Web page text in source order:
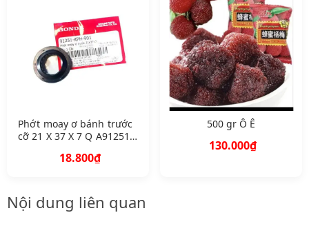
Phớt moay ơ bánh trước
cỡ 21 X 37 X 7 Q A91251
18.800₫
500 gr Ô Ê
130.000₫
Nội dung liên quan